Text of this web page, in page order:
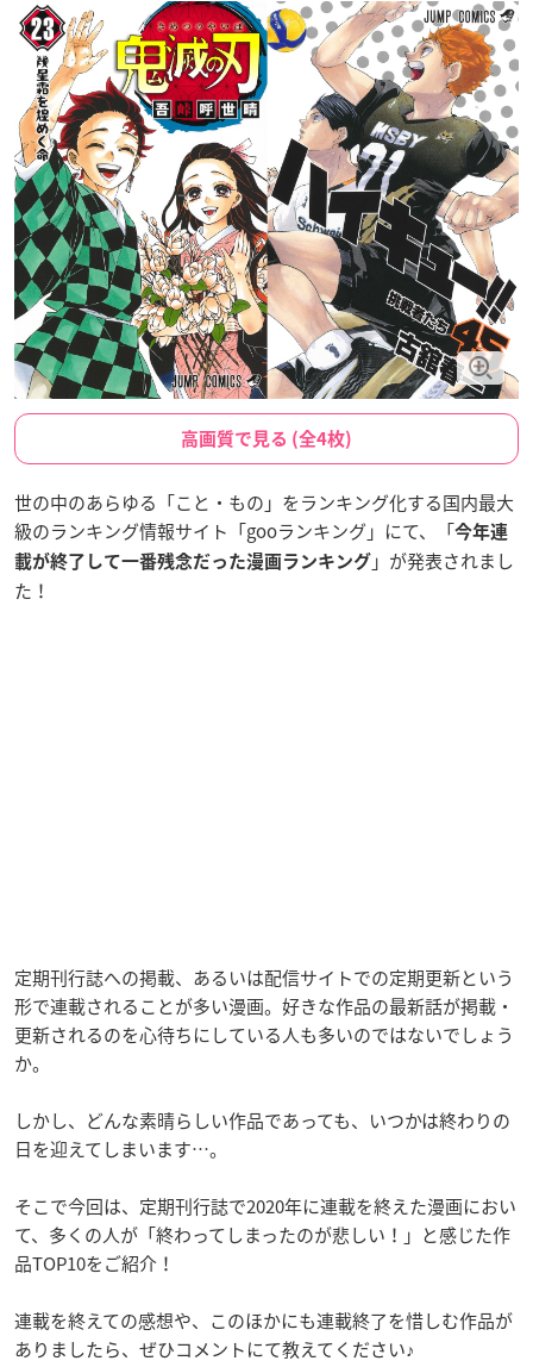
高画質で見る (全4枚)
世の中のあらゆる「こと・もの」をランキング化する国内最大
級のランキング情報サイト「gooランキング」にて、「今年連
載が終了して一番残念だった漫画ランキング 」が発表されまし
た！
定期刊行誌への掲載、あるいは配信サイトでの定期更新という
形で連載されることが多い漫画。好きな作品の最新話が掲載・
更新されるのを心待ちにしている人も多いのではないでしょう
か。
しかし、どんな素晴らしい作品であっても、いつかは終わりの
日を迎えてしまいます…。
そこで今回は、定期刊行誌で2020年に連載を終えた漫画におい
て、多くの人が「終わってしまったのが悲しい！」と感じた作
品TOP10をご紹介！
連載を終えての感想や、このほかにも連載終了を惜しむ作品が
ありましたら、ぜひコメントにて教えてください♪